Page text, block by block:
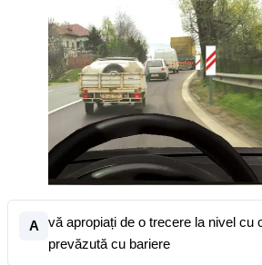
A
vă apropiați de o trecere la nivel cu
prevăzută cu bariere